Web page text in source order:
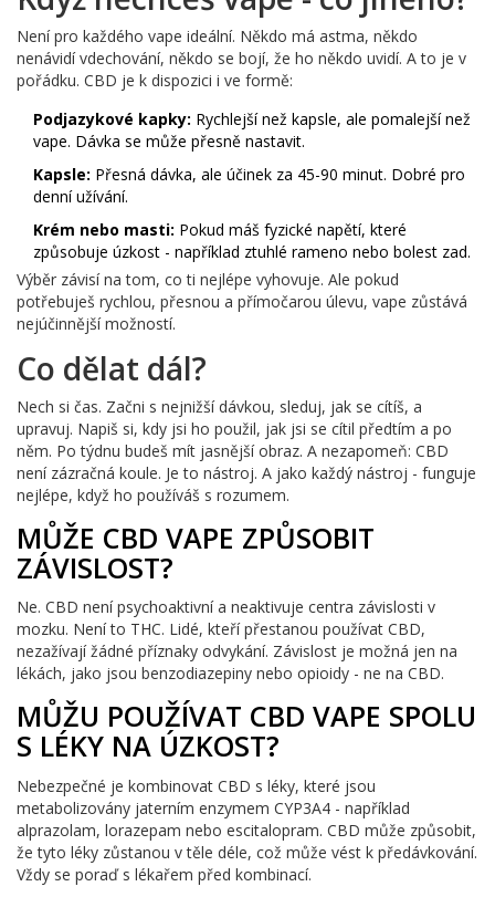
Není pro každého vape ideální. Někdo má astma, někdo
nenávidí vdechování, někdo se bojí, že ho někdo uvidí. A to je v
pořádku. CBD je k dispozici i ve formě:
Podjazykové kapky: Rychlejší než kapsle, ale pomalejší než
vape. Dávka se může přesně nastavit.
Kapsle: Přesná dávka, ale účinek za 45-90 minut. Dobré pro
denní užívání.
Krém nebo masti: Pokud máš fyzické napětí, které
způsobuje úzkost - například ztuhlé rameno nebo bolest zad.
Výběr závisí na tom, co ti nejlépe vyhovuje. Ale pokud
potřebuješ rychlou, přesnou a přímočarou úlevu, vape zůstává
nejúčinnější možností.
Co dělat dál?
Nech si čas. Začni s nejnižší dávkou, sleduj, jak se cítíš, a
upravuj. Napiš si, kdy jsi ho použil, jak jsi se cítil předtím a po
něm. Po týdnu budeš mít jasnější obraz. A nezapomeň: CBD
není zázračná koule. Je to nástroj. A jako každý nástroj - funguje
nejlépe, když ho používáš s rozumem.
MŮŽE CBD VAPE ZPŮSOBIT
ZÁVISLOST?
Ne. CBD není psychoaktivní a neaktivuje centra závislosti v
mozku. Není to THC. Lidé, kteří přestanou používat CBD,
nezažívají žádné příznaky odvykání. Závislost je možná jen na
lékách, jako jsou benzodiazepiny nebo opioidy - ne na CBD.
MŮŽU POUŽÍVAT CBD VAPE SPOLU
S LÉKY NA ÚZKOST?
Nebezpečné je kombinovat CBD s léky, které jsou
metabolizovány jaterním enzymem CYP3A4 - například
alprazolam, lorazepam nebo escitalopram. CBD může způsobit,
že tyto léky zůstanou v těle déle, což může vést k předávkování.
Vždy se poraď s lékařem před kombinací.